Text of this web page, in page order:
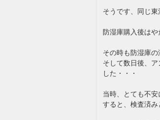
そうです、同じ東
防湿庫購入後はや
その時も防湿庫
そして数日後、
した・・・
当時、とても不安
すると、検査済み